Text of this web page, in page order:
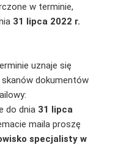
w terminie,
31 lipca 2022 r.
uznaje się
dokumentów
do dnia31 lipca
maila proszę
specjalisty w